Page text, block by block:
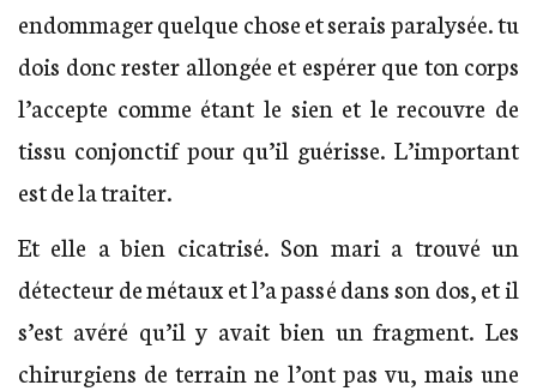
endommager quelque chose et serais paralysée. tu
dois donc rester allongée et espérer que ton corps
l’accepte comme étant le sien et le recouvre de
tissu conjonctif pour qu’il guérisse. L’important
est de la traiter.
Et elle a bien cicatrisé. Son mari a trouvé un
détecteur de métaux et l’a passé dans son dos, et il
s’est avéré qu’il y avait bien un fragment. Les
chirurgiens de terrain ne l’ont pas vu, mais une